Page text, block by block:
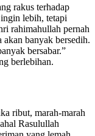
rakus terhadap
lebih, tetapi
rahimahullah pernah
akan banyak bersedih.
bersabar.”
berlebihan.
ribut, marah-marah
Rasulullah